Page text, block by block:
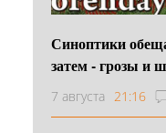
Синоптики
затем - грозы и
7 августа 21:16